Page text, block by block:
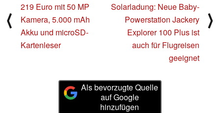
⟨
219 Euro mit 50 MP
Kamera, 5.000 mAh
Akku und microSD-
Kartenleser
Solarladung: Neue Baby-
Powerstation Jackery
Explorer 100 Plus ist
auch für Flugreisen
geeignet
⟩
Als bevorzugte Quelle
auf Google
hinzufügen